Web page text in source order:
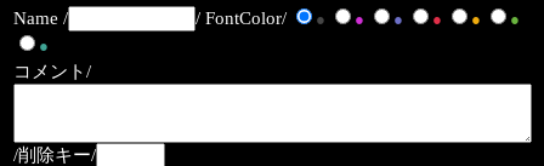
Name /
/ FontColor/ ● ● ● ● ●
●
●
コメント/
/削除キー/